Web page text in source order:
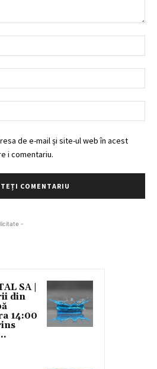
de e-mail și site-ul web în acest
i comentariu.
-
SA |
din
14:00